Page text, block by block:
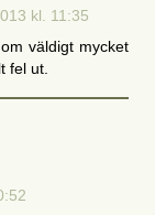
kl. 11:35
väldigt mycket
fel ut.